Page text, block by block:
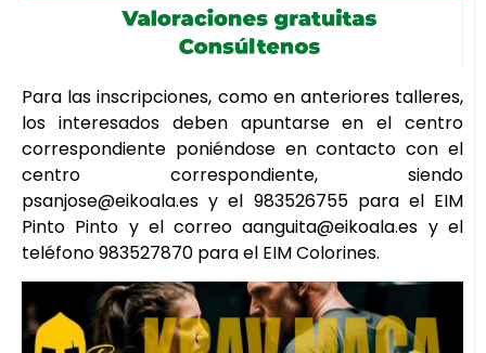
Para las inscripciones, como en anteriores talleres,
los interesados deben apuntarse en el centro
correspondiente poniéndose en contacto con el
centro correspondiente, siendo
psanjose@eikoala.es y el 983526755 para el EIM
Pinto Pinto y el correo aanguita@eikoala.es y el
teléfono 983527870 para el EIM Colorines.